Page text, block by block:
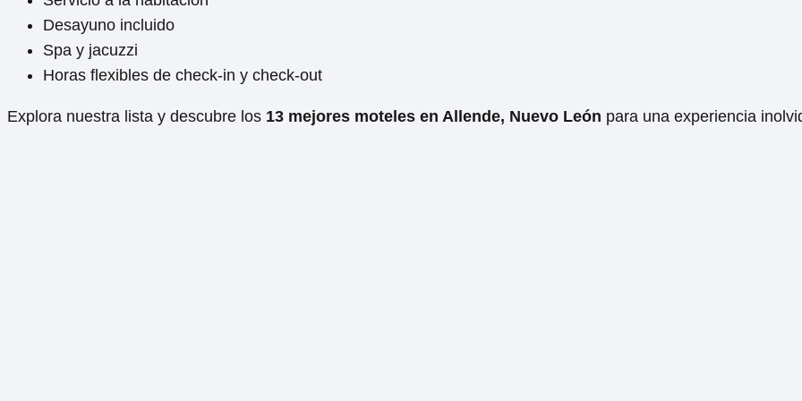
Desayuno incluido
Spa y jacuzzi
Horas flexibles de check-in y check-out
Explora nuestra lista y descubre los 13 mejores moteles en Allende, Nuevo León para una experiencia